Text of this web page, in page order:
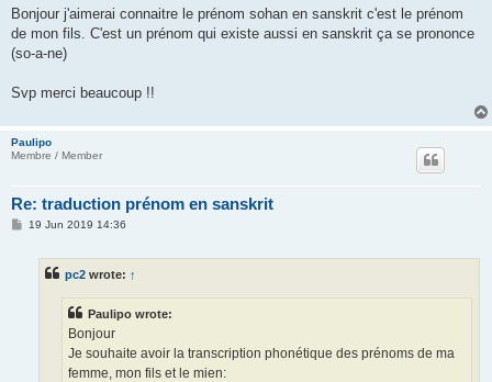
s
Bonjour j'aimerai connaitre le prénom sohan en sanskrit c'est le prénom
de mon fils. C'est un prénom qui existe aussi en sanskrit ça se prononce
(so-a-ne)
Svp merci beaucoup !!
Paulipo
Membre / Member
Re: traduction prénom en sanskrit
P19 Jun 2019 14:36
pc2 wrote: ↑
Paulipo wrote:
Bonjour
Je souhaite avoir la transcription phonétique des prénoms de ma
femme, mon fils et le mien: